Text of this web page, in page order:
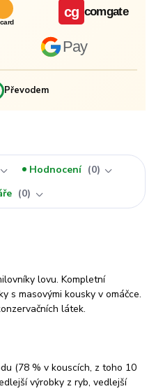
Pay
cg comgate
Převodem
Hodnocení
0
0
lovu. Kompletní
s masovými kousky v omáčce.
látek.
(78 % v kouscích, z toho 10
výrobky z ryb, vedlejší